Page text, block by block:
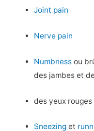
Joint pain
Nerve pain
Numbness ou
des jambes et
des yeux rouges
Sneezing et